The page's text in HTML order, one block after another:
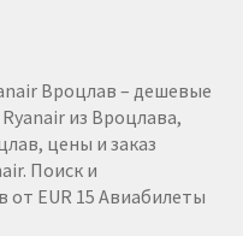
Вроцлав – дешевые
из Вроцлава,
цены и заказ
Поиск и
EUR 15 Авиабилеты